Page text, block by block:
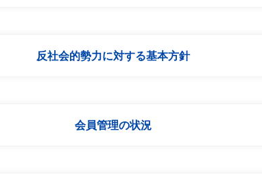
反社会的勢力に対する基本方針
会員管理の状況